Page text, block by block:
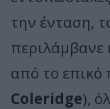
την ένταση,
περιλάμβανε
από το επικό
Coleridge),